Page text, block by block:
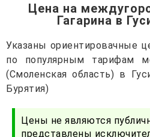
Цена на
Гагарина в
Указаны ориентировачные
по популярным тарифам
(Смоленская область) в
Бурятия)
Цены не являются
представлены